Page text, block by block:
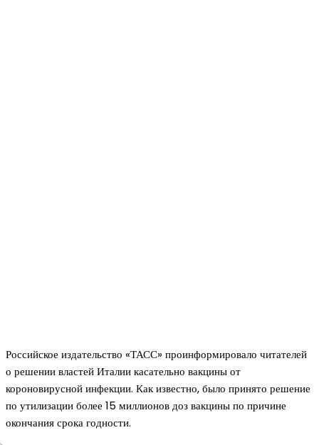
Российское издательство «ТАСС» проинформировало читателей
о решении властей Италии касательно вакцины от
короновирусной инфекции. Как известно, было принято решение
по утилизации более 15 миллионов доз вакцины по причине
окончания срока годности.